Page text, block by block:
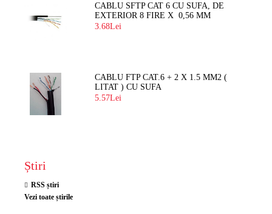
CABLU SFTP CAT 6 CU SUFA, DE
EXTERIOR 8 FIRE X 0,56 MM
3.68Lei
CABLU FTP CAT.6 + 2 X 1.5 MM2 (
LITAT ) CU SUFA
5.57Lei
Știri
RSS știri
Vezi toate știrile